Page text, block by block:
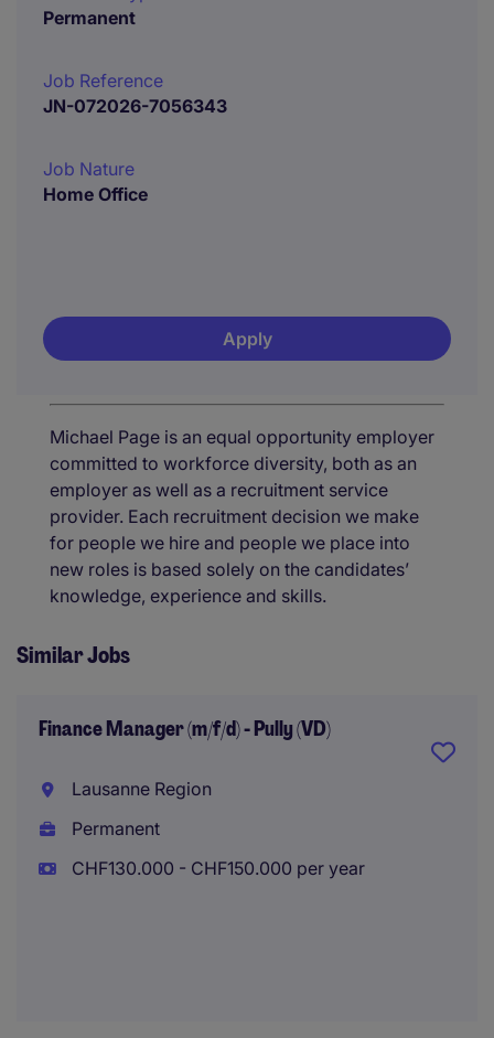
Permanent
Job Reference
JN-072026-7056343
Job Nature
Home Office
Apply
Michael Page is an equal opportunity employer
committed to workforce diversity, both as an
employer as well as a recruitment service
provider. Each recruitment decision we make
for people we hire and people we place into
new roles is based solely on the candidates’
knowledge, experience and skills.
Similar Jobs
Finance Manager (m/f/d) - Pully (VD)
Lausanne Region
Permanent
CHF130.000 - CHF150.000 per year